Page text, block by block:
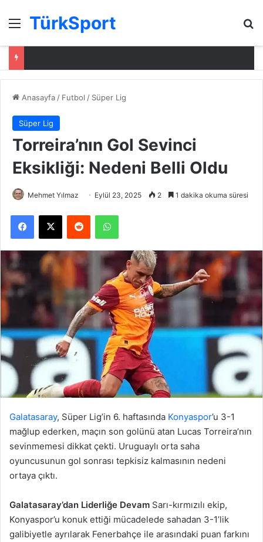
Menü
TürkSport
Anasayfa / Futbol / Süper Lig
Süper Lig
Torreira’nın Gol Sevinci
Eksikliği: Nedeni Belli Oldu
Mehmet Yılmaz Eylül 23, 2025 2 1 dakika okuma süresi
Facebook
X Reddit WhatsApp
Galatasaray, Süper Lig’in 6. haftasında Konyaspor’u 3-1
mağlup ederken, maçın son golünü atan Lucas Torreira’nın
sevinmemesi dikkat çekti. Uruguaylı orta saha
oyuncusunun gol sonrası tepkisiz kalmasının nedeni
ortaya çıktı.
Galatasaray’dan Liderliğe Devam Sarı-kırmızılı ekip,
Konyaspor’u konuk ettiği mücadelede sahadan 3-1’lik
galibiyetle ayrılarak Fenerbahçe ile arasındaki puan farkını